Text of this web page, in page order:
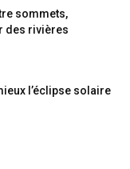
sommets,
des rivières
l’éclipse solaire